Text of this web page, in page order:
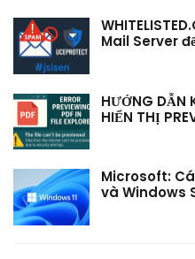
Mail Server
HƯỚNG DẪN
HIỂN THỊ
Microsoft:
và Windows